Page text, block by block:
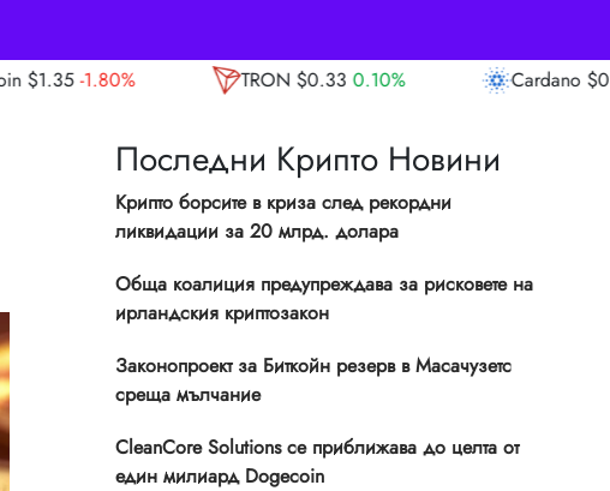
TRON 0.10% Cardano $0.20 0.00%
Последни Крипто Новини
Крипто борсите в криза след рекордни
ликвидации за 20 млрд. долара
Обща коалиция предупреждава за рисковете на
ирландския криптозакон
Законопроект за Биткойн резерв в Масачузетс
среща мълчание
CleanCore Solutions се приближава до целта от
един милиард Dogecoin